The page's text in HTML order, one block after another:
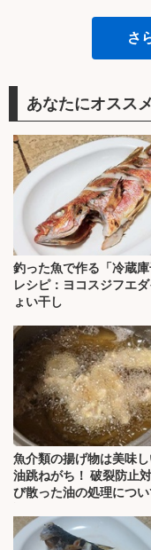
さ
あなたにオススメ
釣った魚で作る「冷蔵庫
レシピ：ヨコスジフエ
ょい干し
魚介類の揚げ物は美味
油跳ねがち！ 破裂防止
び散った油の処理につ